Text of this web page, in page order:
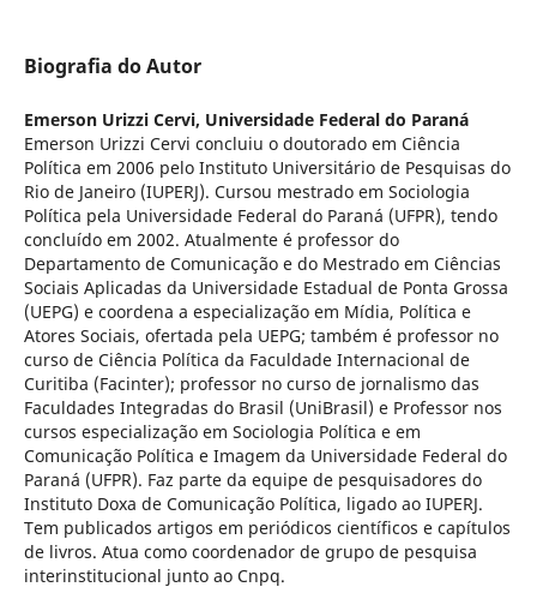
Biografia do Autor
Emerson Urizzi Cervi, Universidade Federal do Paraná
Emerson Urizzi Cervi concluiu o doutorado em Ciência
Política em 2006 pelo Instituto Universitário de Pesquisas do
Rio de Janeiro (IUPERJ). Cursou mestrado em Sociologia
Política pela Universidade Federal do Paraná (UFPR), tendo
concluído em 2002. Atualmente é professor do
Departamento de Comunicação e do Mestrado em Ciências
Sociais Aplicadas da Universidade Estadual de Ponta Grossa
(UEPG) e coordena a especialização em Mídia, Política e
Atores Sociais, ofertada pela UEPG; também é professor no
curso de Ciência Política da Faculdade Internacional de
Curitiba (Facinter); professor no curso de jornalismo das
Faculdades Integradas do Brasil (UniBrasil) e Professor nos
cursos especialização em Sociologia Política e em
Comunicação Política e Imagem da Universidade Federal do
Paraná (UFPR). Faz parte da equipe de pesquisadores do
Instituto Doxa de Comunicação Política, ligado ao IUPERJ.
Tem publicados artigos em periódicos científicos e capítulos
de livros. Atua como coordenador de grupo de pesquisa
interinstitucional junto ao Cnpq.